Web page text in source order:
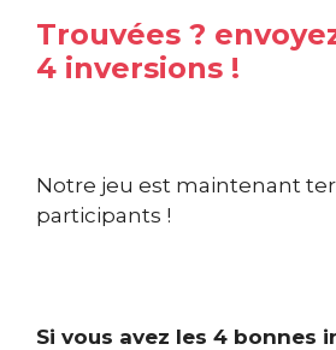
Trouvées ?
4 inversions !
Notre jeu est maintenant
participants !
Si vous avez les 4 bonnes